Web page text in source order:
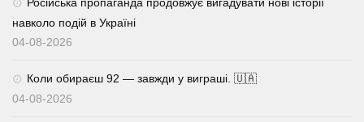
навколо подій в Україні
04-08-2026
Коли обираєш 92 — завжди у виграші. 🇺🇦
04-08-2026